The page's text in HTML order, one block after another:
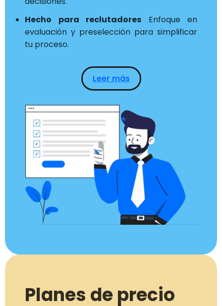
Hecho para reclutadores Enfoque en
evaluación y preselección para simplificar
tu proceso.
Leer más
Planes de precio